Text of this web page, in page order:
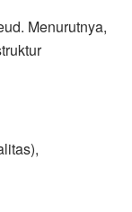
Menurutnya,